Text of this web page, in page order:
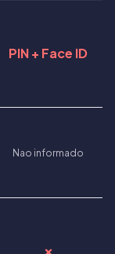
PIN + Face ID
Nao informado